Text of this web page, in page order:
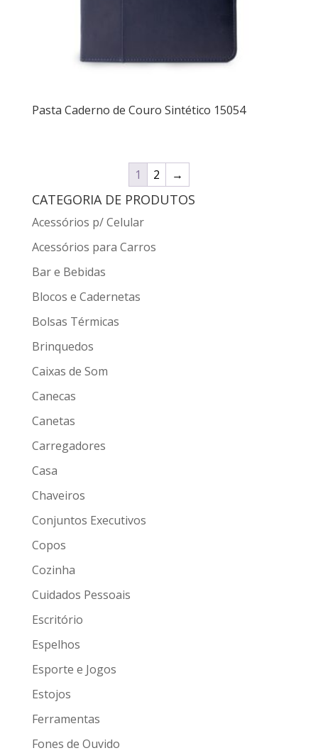
Pasta Caderno de Couro Sintético 15054
1 2 →
CATEGORIA DE PRODUTOS
Acessórios p/ Celular
Acessórios para Carros
Bar e Bebidas
Blocos e Cadernetas
Bolsas Térmicas
Brinquedos
Caixas de Som
Canecas
Canetas
Carregadores
Casa
Chaveiros
Conjuntos Executivos
Copos
Cozinha
Cuidados Pessoais
Escritório
Espelhos
Esporte e Jogos
Estojos
Ferramentas
Fones de Ouvido